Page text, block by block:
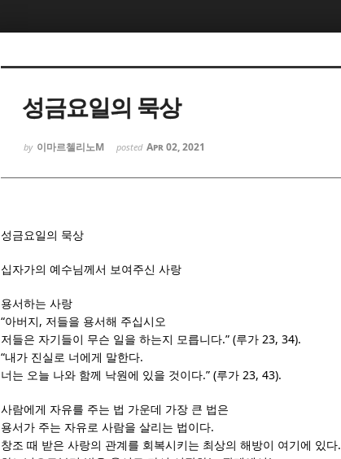
성금요일의 묵상
by 이마르첼리노M posted Apr 02, 2021
성금요일의 묵상
십자가의 예수님께서 보여주신 사랑
용서하는 사랑
“아버지 , 저들을 용서해 주십시오
저들은 자기들이 무슨 일을 하는지 모릅니다.” (루가 23, 34).
“내가 진실로 너에게 말한다.
너는 오늘 나와 함께 낙원에 있을 것이다.” (루가 23, 43).
사람에게 자유를 주는 법 가운데 가장 큰 법은
용서가 주는 자유로 사람을 살리는 법이다.
창조 때 받은 사랑의 관계를 회복시키는 최상의 해방이 여기에 있다.
Sketchbook5, 스케치북5
Sketchbook5, 스케치북5